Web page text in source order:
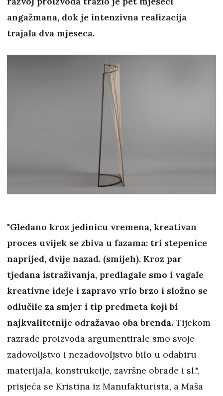
angažmana, dok je intenzivna realizacija
trajala dva mjeseca.
"Gledano kroz jedinicu vremena, kreativan
proces uvijek se zbiva u fazama: tri stepenice
naprijed, dvije nazad. (smijeh). Kroz par
tjedana istraživanja, predlagale smo i vagale
kreativne ideje i zapravo vrlo brzo i složno se
odlučile za smjer i tip predmeta koji bi
najkvalitetnije odražavao oba brenda. Tijekom
razrade proizvoda argumentirale smo svoje
zadovoljstvo i nezadovoljstvo bilo u odabiru
materijala, konstrukcije, završne obrade i sl.",
prisjeća se Kristina iz Manufakturista, a Maša